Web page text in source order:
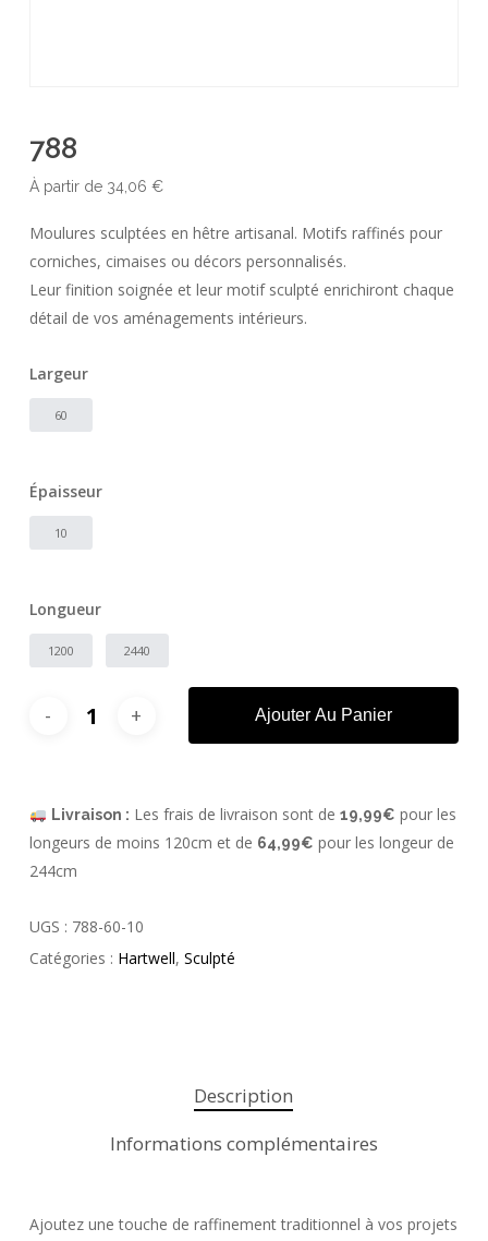
788
À partir de 34,06 €
Moulures sculptées en hêtre artisanal. Motifs raffinés pour
corniches, cimaises ou décors personnalisés.
Leur finition soignée et leur motif sculpté enrichiront chaque
détail de vos aménagements intérieurs.
Largeur
60
Épaisseur
10
Longueur
1200 2440
Ajouter Au Panier
Livraison : Les frais de livraison sont de 19,99€ pour les
longeurs de moins 120cm et de 64,99€ pour les longeur de
244cm
UGS : 788-60-10
Catégories : Hartwell, Sculpté
Description
Informations complémentaires
Ajoutez une touche de raffinement traditionnel à vos projets